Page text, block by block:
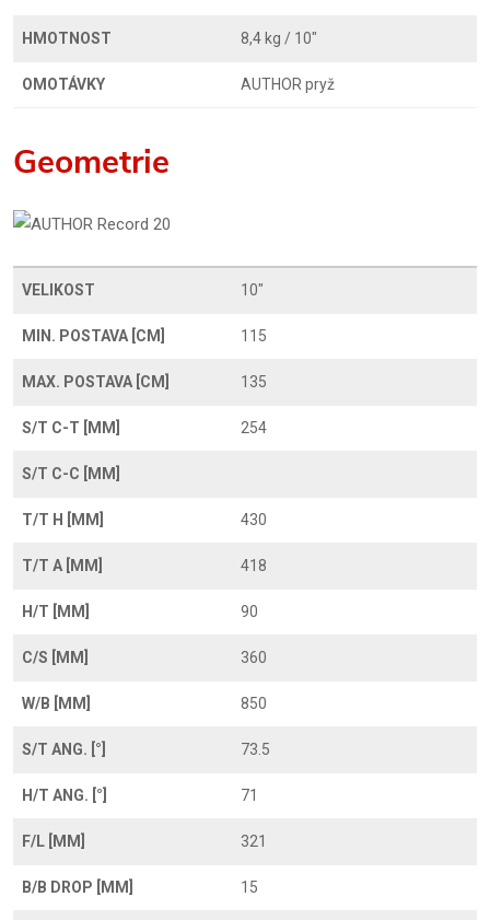
HMOTNOST 8,4 kg / 10"
OMOTÁVKY AUTHOR pryž
Geometrie
VELIKOST 10"
MIN. POSTAVA [CM] 115
MAX. POSTAVA [CM] 135
S/T C-T [MM] 254
S/T C-C [MM]
T/T H [MM] 430
T/T A [MM] 418
H/T [MM] 90
C/S [MM] 360
W/B [MM] 850
S/T ANG. [°] 73.5
H/T ANG. [°] 71
F/L [MM] 321
B/B DROP [MM] 15